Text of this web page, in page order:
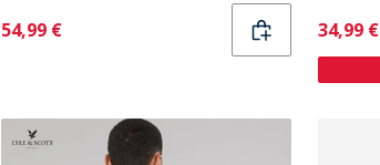
Current
54,99 € Current
34,99 €